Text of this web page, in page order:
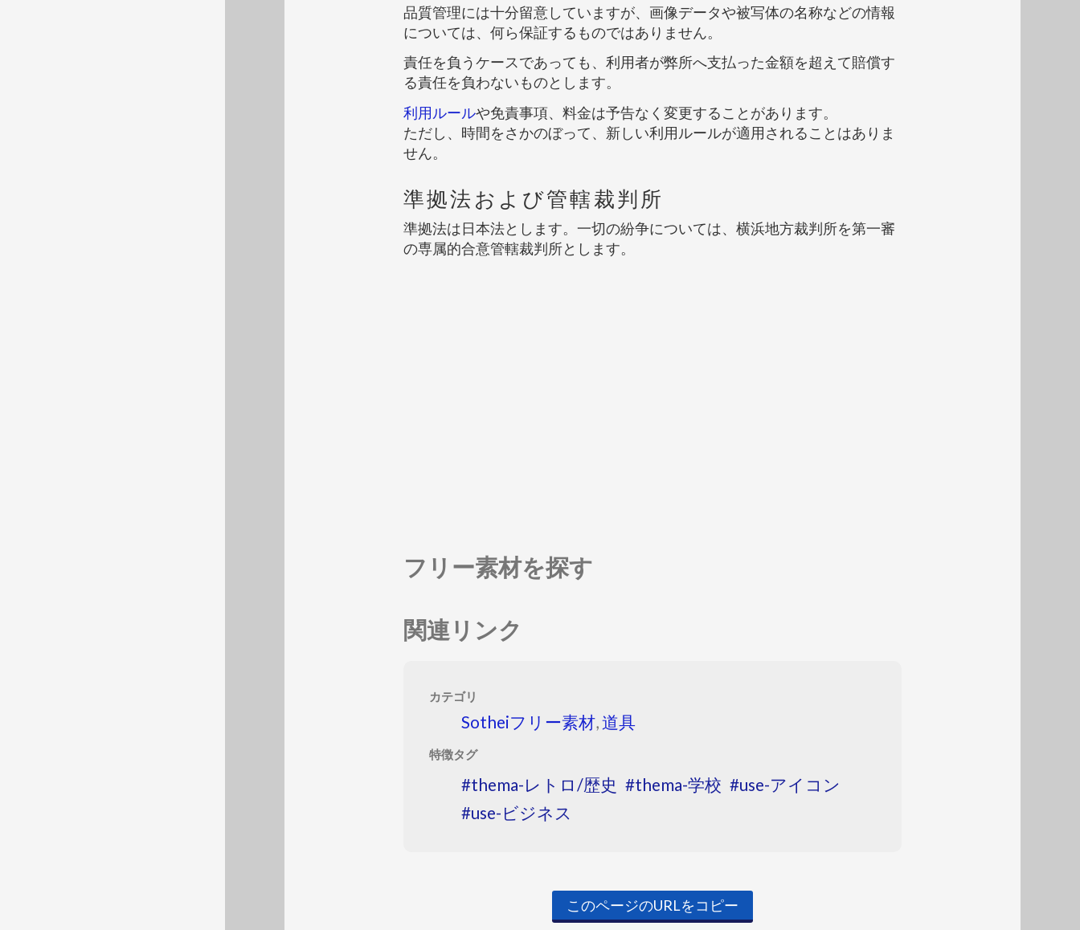
品質管理には十分留意していますが、画像データや被写体の名称などの情報
については、何ら保証するものではありません。
責任を負うケースであっても、利用者が弊所へ支払った金額を超えて賠償す
る責任を負わないものとします。
利用ルールや免責事項、料金は予告なく変更することがあります。
ただし、時間をさかのぼって、新しい利用ルールが適用されることはありま
せん。
準拠法および管轄裁判所
準拠法は日本法とします。一切の紛争については、横浜地方裁判所を第一審
の専属的合意管轄裁判所とします。
フリー素材を探す
関連リンク
カテゴリ
Sotheiフリー素材,道具
特徴タグ
thema-レトロ/歴史 thema-学校
use-アイコン
use-ビジネス
このページのURLをコピー